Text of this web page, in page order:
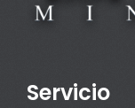
Servicio